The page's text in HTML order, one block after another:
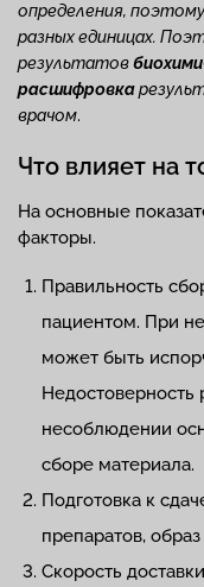
определения,
разных единицах.
результатов
расшифровка
врачом.
Что влияет на
На основные
факторы.
Правильность
пациентом. При
может быть
Недостоверность
несоблюдении
сборе материала.
Подготовка к
препаратов,
Скорость